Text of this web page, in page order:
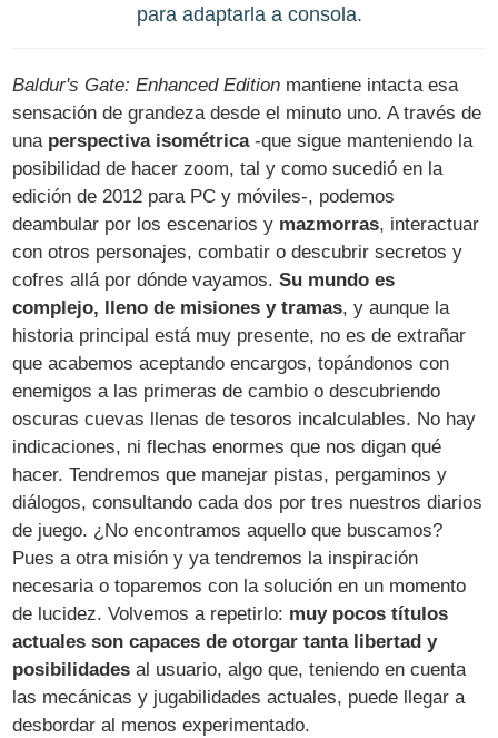
para adaptarla a consola.
Baldur's Gate: Enhanced Edition mantiene intacta esa
sensación de grandeza desde el minuto uno. A través de
una perspectiva isométrica-que sigue manteniendo la
posibilidad de hacer zoom, tal y como sucedió en la
edición de 2012 para PC y móviles-, podemos
deambular por los escenarios y mazmorras, interactuar
con otros personajes, combatir o descubrir secretos y
cofres allá por dónde vayamos.Su mundo es
complejo, lleno de misiones y tramas, y aunque la
historia principal está muy presente, no es de extrañar
que acabemos aceptando encargos, topándonos con
enemigos a las primeras de cambio o descubriendo
oscuras cuevas llenas de tesoros incalculables. No hay
indicaciones, ni flechas enormes que nos digan qué
hacer. Tendremos que manejar pistas, pergaminos y
diálogos, consultando cada dos por tres nuestros diarios
de juego. ¿No encontramos aquello que buscamos?
Pues a otra misión y ya tendremos la inspiración
necesaria o toparemos con la solución en un momento
de lucidez. Volvemos a repetirlo: muy pocos títulos
actuales son capaces de otorgar tanta libertad y
posibilidades al usuario, algo que, teniendo en cuenta
las mecánicas y jugabilidades actuales, puede llegar a
desbordar al menos experimentado.